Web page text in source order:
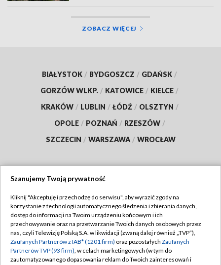
ZOBACZ WIĘCEJ
BIAŁYSTOK / BYDGOSZCZ / GDAŃSK /
GORZÓW WLKP. / KATOWICE / KIELCE /
KRAKÓW / LUBLIN / ŁÓDŹ / OLSZTYN /
OPOLE / POZNAŃ / RZESZÓW /
SZCZECIN / WARSZAWA / WROCŁAW
TVP
Abonament TVP
Emisja w TVP
Centrum informacji TVP
Regulamin TVP
Polityka prywatności
Moje zgody
Szanujemy Twoją prywatność
Kliknij "Akceptuję i przechodzę do serwisu", aby wyrazić zgody na
korzystanie z technologii automatycznego śledzenia i zbierania danych,
dostęp do informacji na Twoim urządzeniu końcowym i ich
przechowywanie oraz na przetwarzanie Twoich danych osobowych przez
nas, czyli Telewizję Polską S.A. w likwidacji (zwaną dalej również „TVP”),
Zaufanych Partnerów z IAB* (1201 firm) oraz pozostałych Zaufanych
Partnerów TVP (93 firm), w celach marketingowych (w tym do
zautomatyzowanego dopasowania reklam do Twoich zainteresowań i